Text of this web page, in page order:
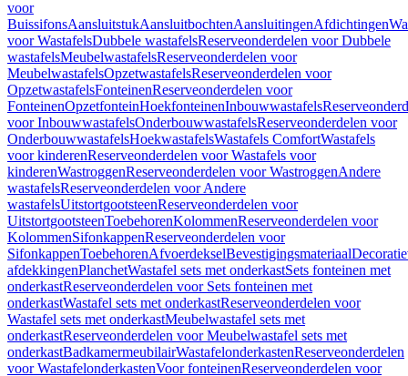
voor
BuissifonsAansluitstukAansluitbochtenAansluitingenAfdichtingen
voor WastafelsDubbele wastafelsReserveonderdelen voor Dubbele
wastafelsMeubelwastafelsReserveonderdelen voor
MeubelwastafelsOpzetwastafelsReserveonderdelen voor
OpzetwastafelsFonteinenReserveonderdelen voor
FonteinenOpzetfonteinHoekfonteinenInbouwwastafels
voor InbouwwastafelsOnderbouwwastafelsReserveonderdelen voor
OnderbouwwastafelsHoekwastafelsWastafels ComfortWastafels
voor kinderenReserveonderdelen voor Wastafels voor
kinderenWastroggenReserveonderdelen voor WastroggenAndere
wastafelsReserveonderdelen voor Andere
wastafelsUitstortgootsteenReserveonderdelen voor
UitstortgootsteenToebehorenKolommenReserveonderdelen voor
KolommenSifonkappenReserveonderdelen voor
SifonkappenToebehorenAfvoerdekselBevestigingsmateriaal
afdekkingenPlanchetWastafel sets met onderkastSets fonteinen met
onderkastReserveonderdelen voor Sets fonteinen met
onderkastWastafel sets met onderkastReserveonderdelen voor
Wastafel sets met onderkastMeubelwastafel sets met
onderkastReserveonderdelen voor Meubelwastafel sets met
onderkastBadkamermeubilairWastafelonderkastenReserveonderdelen
voor WastafelonderkastenVoor fonteinenReserveonderdelen voor